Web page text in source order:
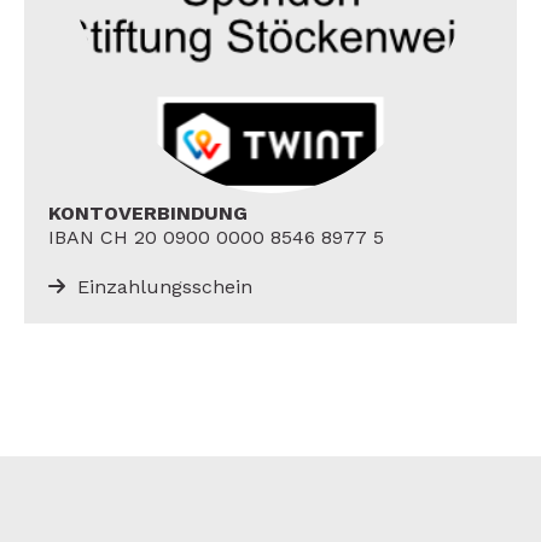
KONTOVERBINDUNG
IBAN CH 20 0900 0000 8546 8977 5
Einzahlungsschein